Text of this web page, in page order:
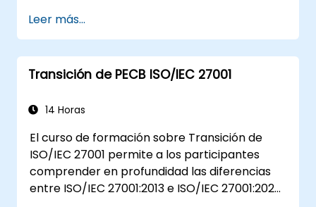
Leer más...
Transición de PECB ISO/IEC 27001
14 Horas
El curso de formación sobre Transición de
ISO/IEC 27001 permite a los participantes
comprender en profundidad las diferencias
entre ISO/IEC 27001:2013 e ISO/IEC 27001:2022.